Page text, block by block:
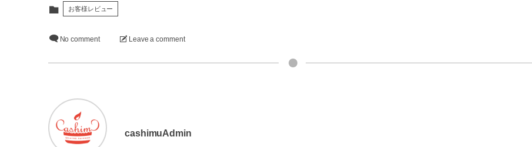
お客様レビュー
No comment Leave a comment
cashimuAdmin